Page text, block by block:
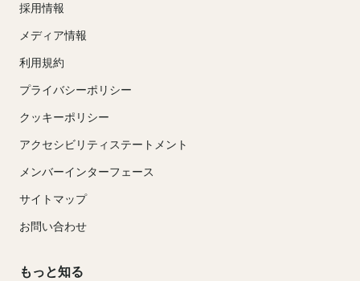
採用情報
メディア情報
利用規約
プライバシーポリシー
クッキーポリシー
アクセシビリティステートメント
メンバーインターフェース
サイトマップ
お問い合わせ
もっと知る